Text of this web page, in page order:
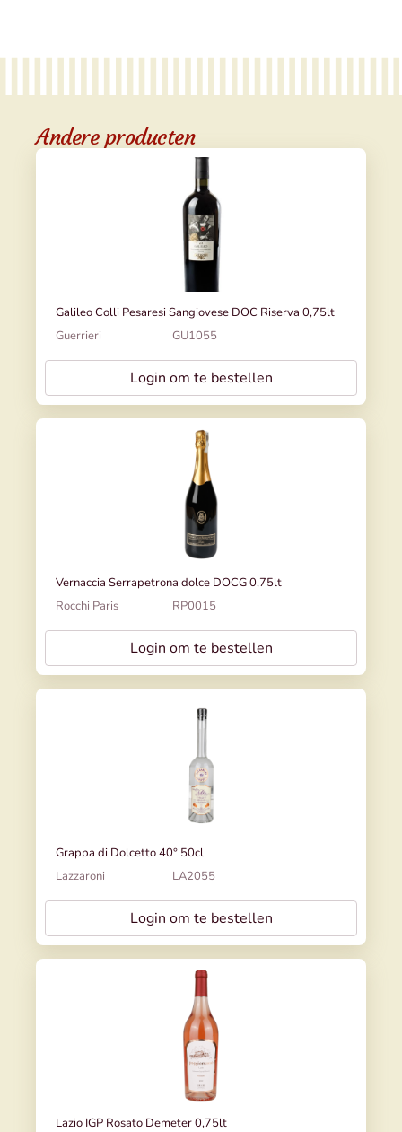
Andere producten
Galileo Colli Pesaresi Sangiovese DOC Riserva 0,75lt
Guerrieri
GU1055
Login om te bestellen
Vernaccia Serrapetrona dolce DOCG 0,75lt
Rocchi Paris
RP0015
Login om te bestellen
Grappa di Dolcetto 40° 50cl
Lazzaroni
LA2055
Login om te bestellen
Lazio IGP Rosato Demeter 0,75lt